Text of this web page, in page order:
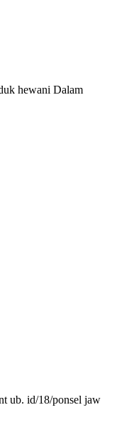
hewani Dalam
ub. id/18/ponsel jaw